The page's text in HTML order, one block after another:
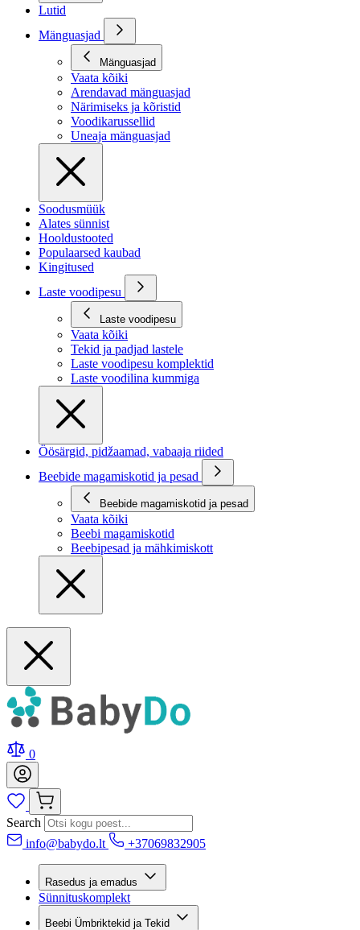
Lutid
Mänguasjad
Mänguasjad
Vaata kõiki
Arendavad mänguasjad
Närimiseks ja kõristid
Voodikarussellid
Uneaja mänguasjad
Soodusmüük
Alates sünnist
Hooldustooted
Populaarsed kaubad
Kingitused
Laste voodipesu
Laste voodipesu
Vaata kõiki
Tekid ja padjad lastele
Laste voodipesu komplektid
Laste voodilina kummiga
Öösärgid, pidžaamad, vabaaja riided
Beebide magamiskotid ja pesad
Beebide magamiskotid ja pesad
Vaata kõiki
Beebi magamiskotid
Beebipesad ja mähkimiskott
0
Search
info@babydo.lt
+37069832905
Rasedus ja emadus
Sünnituskomplekt
Beebi Ümbriktekid ja Tekid